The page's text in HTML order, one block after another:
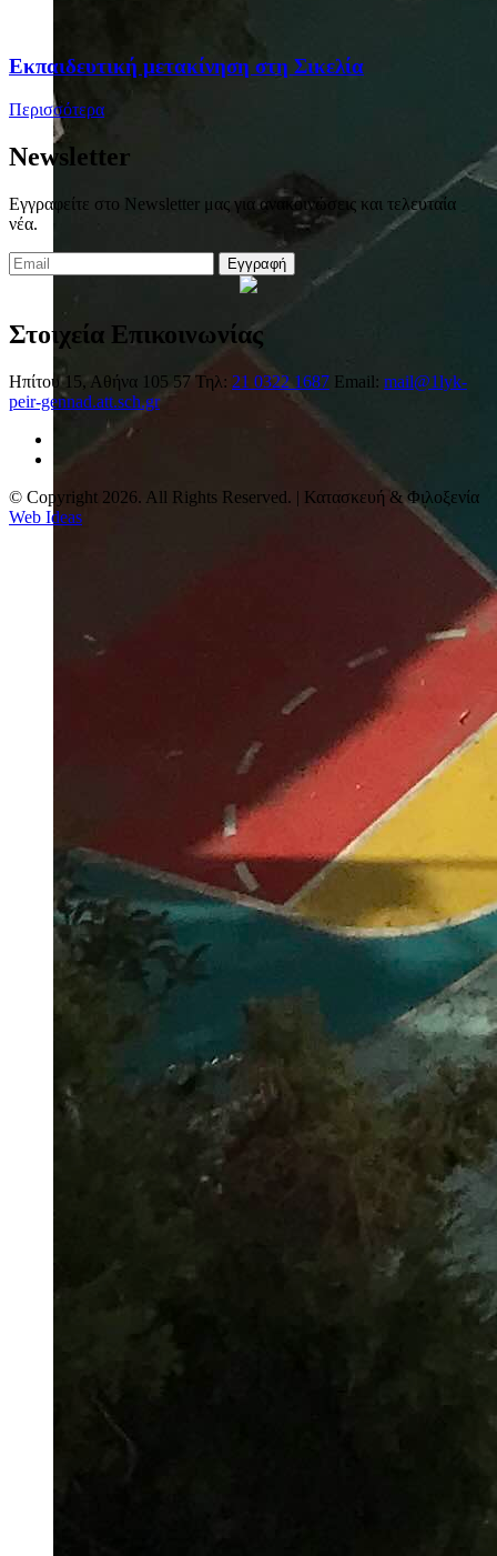
Eκπαιδευτική μετακίνηση στη Σικελία
Περισσότερα
Newsletter
Εγγραφείτε στο Newsletter μας για ανακοινώσεις και τελευταία
νέα.
Εγγραφή
Στοιχεία Επικοινωνίας
Ηπίτου 15, Αθήνα 105 57 Τηλ: 21 0322 1687 Email: mail@1lyk-
peir-gennad.att.sch.gr
© Copyright 2026. All Rights Reserved. | Κατασκευή & Φιλοξενία
Web Ideas